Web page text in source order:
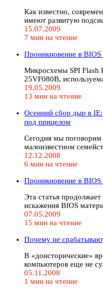
Как известно,
имеют развитую
15.07.2009
7 мин на чтение
Проникновение в
Микросхемы SPI Flash
25VF080B,
19.05.2009
13 мин на чтение
Осенний сбор дыр в IE:
под прицелом
Сегодня мы поговорим
малоизвестном
12.12.2008
6 мин на чтение
Проникновение в
Эта статья
искажения BIOS
07.05.2009
15 мин на чтение
Почему не
В «доисторические»
компьютеров еще не
05.11.2008
1 мин на чтение